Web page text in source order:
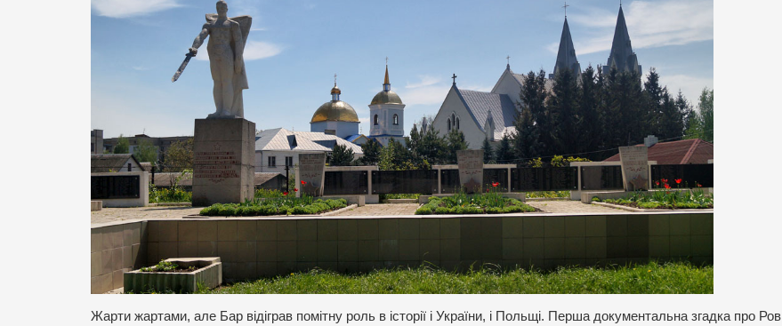
Жарти жартами, але Бар відіграв помітну роль в історії і України, і Польщі. Перша документальна згадка про Ров